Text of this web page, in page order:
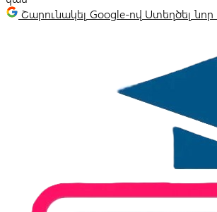
Շարունակել Google-ով Ստեղծել նոր